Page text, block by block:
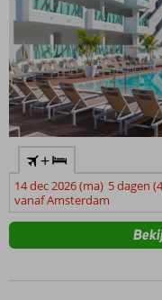
+
14 dec 2026 (ma) 5 dagen
vanaf Amsterdam